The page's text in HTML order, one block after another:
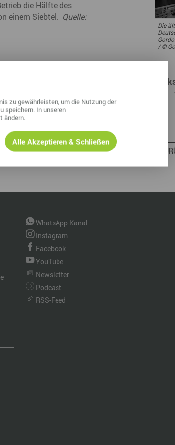
Olympische Winterspiele
Natur & Landschaft
Talsperren und Stauseen im
Urlaubsregion
Weihnachten
die Hälfte des
einem Siebtel. Quelle:
Die
/ ©
WhatsApp Kanal
Instagram
Facebook
YouTube
Newsletter
Podcast
RSS-Feed
zu gewährleisten, um die Nutzung der
speichern. In unseren
ändern.
Alle Akzeptieren & Schließen